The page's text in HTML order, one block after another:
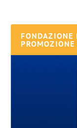
FONDAZIONE
PROMOZIONE